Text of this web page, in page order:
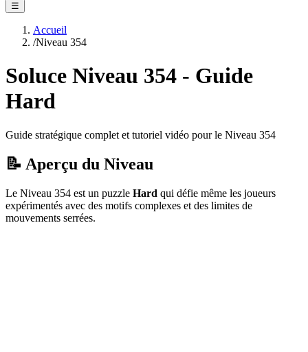
☰
Accueil
/Niveau 354
Soluce Niveau 354 - Guide
Hard
Guide stratégique complet et tutoriel vidéo pour le Niveau 354
📝 Aperçu du Niveau
Le Niveau 354 est un puzzle Hard qui défie même les joueurs
expérimentés avec des motifs complexes et des limites de
mouvements serrées.